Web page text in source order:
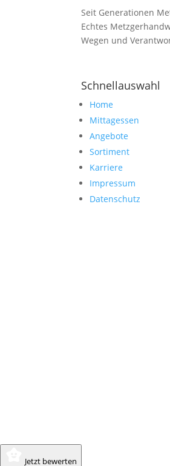
Seit Generationen
Echtes
Wegen und
Schnellauswahl
Home
Mittagessen
Angebote
Sortiment
Karriere
Impressum
Datenschutz
Jetzt bewerten